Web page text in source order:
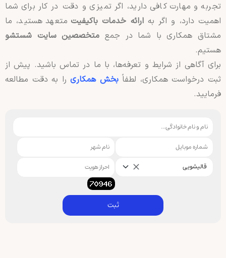
تجربه و مهارت کافی دارید، اگر تمیزی و دقت در کار برای شما
اهمیت دارد، و اگر به ارائه خدمات باکیفیتمتعهد هستید، ما
مشتاق همکاری با شما در جمع متخصصین سایت شستشو
هستیم.
برای آگاهی از شرایط و تعرفه‌ها، با ما در تماس باشید. پیش از
ثبت درخواست همکاری، لطفاً بخش همکاریرا به دقت مطالعه
فرمایید.
قالیشویی
ثبت